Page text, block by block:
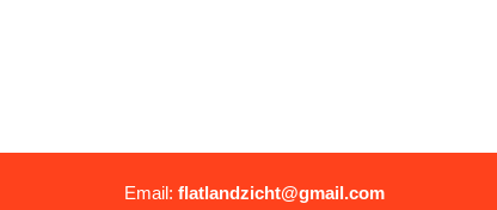
Email: flatlandzicht@gmail.com